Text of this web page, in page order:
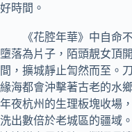
好時間。
《花腔年華》中自命不
墮落為片子，陌頭靚女頂
間，擴城靜止訇然而至。
緣海都會沖擊著古老的水
年夜杭州的生理板塊收場
洗出數倍於老城區的疆域